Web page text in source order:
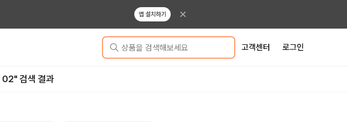
앱 설치하기
상품을 검색해보세요 고객센터 로그인
02" 검색 결과